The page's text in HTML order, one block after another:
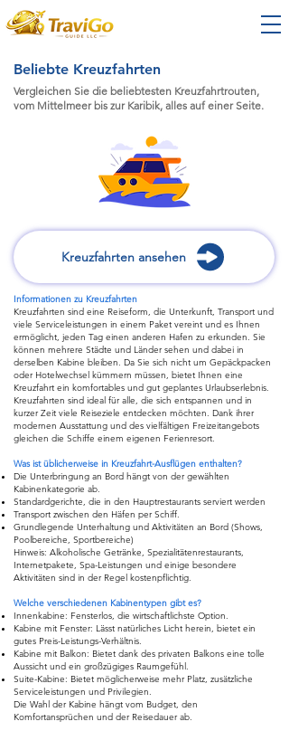
Beliebte Kreuzfahrten
Vergleichen Sie die beliebtesten Kreuzfahrtrouten,
vom Mittelmeer bis zur Karibik, alles auf einer Seite.
Kreuzfahrten ansehen
Informationen zu Kreuzfahrten
Kreuzfahrten sind eine Reiseform, die Unterkunft, Transport und
viele Serviceleistungen in einem Paket vereint und es Ihnen
ermöglicht, jeden Tag einen anderen Hafen zu erkunden. Sie
können mehrere Städte und Länder sehen und dabei in
derselben Kabine bleiben. Da Sie sich nicht um Gepäckpacken
oder Hotelwechsel kümmern müssen, bietet Ihnen eine
Kreuzfahrt ein komfortables und gut geplantes Urlaubserlebnis.
Kreuzfahrten sind ideal für alle, die sich entspannen und in
kurzer Zeit viele Reiseziele entdecken möchten. Dank ihrer
modernen Ausstattung und des vielfältigen Freizeitangebots
gleichen die Schiffe einem eigenen Ferienresort.
Was ist üblicherweise in Kreuzfahrt-Ausflügen enthalten?
Die Unterbringung an Bord hängt von der gewählten
Kabinenkategorie ab.
Standardgerichte, die in den Hauptrestaurants serviert werden
Transport zwischen den Häfen per Schiff.
Grundlegende Unterhaltung und Aktivitäten an Bord (Shows,
Poolbereiche, Sportbereiche)
Hinweis: Alkoholische Getränke, Spezialitätenrestaurants,
Internetpakete, Spa-Leistungen und einige besondere
Aktivitäten sind in der Regel kostenpflichtig.
Welche verschiedenen Kabinentypen gibt es?
Innenkabine: Fensterlos, die wirtschaftlichste Option.
Kabine mit Fenster: Lässt natürliches Licht herein, bietet ein
gutes Preis-Leistungs-Verhältnis.
Kabine mit Balkon: Bietet dank des privaten Balkons eine tolle
Aussicht und ein großzügiges Raumgefühl.
Suite-Kabine: Bietet möglicherweise mehr Platz, zusätzliche
Serviceleistungen und Privilegien.
Die Wahl der Kabine hängt vom Budget, den
Komfortansprüchen und der Reisedauer ab.